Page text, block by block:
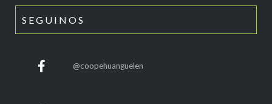
SEGUINOS
@coopehuanguelen